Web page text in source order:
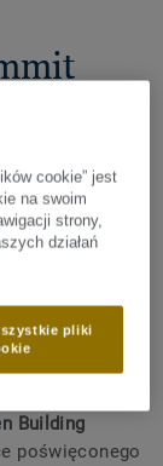
na
między
Building
poświęconego
cookie” jest
na swoim
strony,
działań
pliki